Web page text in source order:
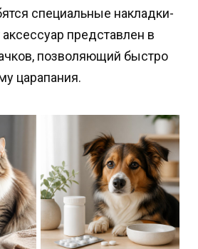
специальные накладки-
аксессуар представлен в
позволяющий быстро
царапания.